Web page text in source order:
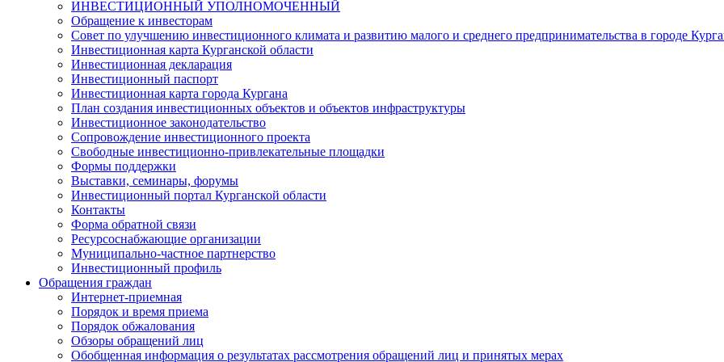
ИНВЕСТИЦИОННЫЙ УПОЛНОМОЧЕННЫЙ
Обращение к инвесторам
Совет по улучшению инвестиционного климата и развитию малого и среднего предпринимательства в городе
Инвестиционная карта Курганской области
Инвестиционная декларация
Инвестиционный паспорт
Инвестиционная карта города Кургана
План создания инвестиционных объектов и объектов инфраструктуры
Инвестиционное законодательство
Сопровождение инвестиционного проекта
Свободные инвестиционно-привлекательные площадки
Формы поддержки
Выставки, семинары, форумы
Инвестиционный портал Курганской области
Контакты
Форма обратной связи
Ресурсоснабжающие организации
Муниципально-частное партнерство
Инвестиционный профиль
Обращения граждан
Интернет-приемная
Порядок и время приема
Порядок обжалования
Обзоры обращений лиц
Обобщенная информация о результатах рассмотрения обращений лиц и принятых мерах